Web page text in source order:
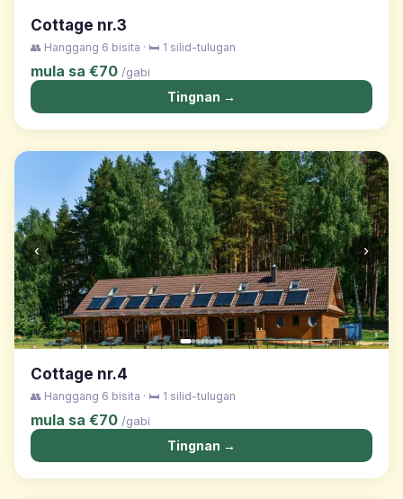
Cottage nr.3
👥 Hanggang 6 bisita · 🛏️ 1 silid-tulugan
mula sa €70 /gabi
Tingnan →
‹ ›
Cottage nr.4
👥 Hanggang 6 bisita · 🛏️ 1 silid-tulugan
mula sa €70 /gabi
Tingnan →